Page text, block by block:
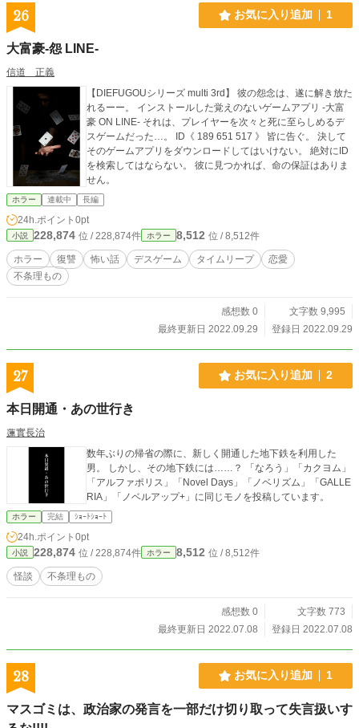
26 お気に入り追加 1
大富豪-怨 LINE-
信道 正義
【DIEFUGOUシリーズ multi 3rd】 彼の怨念は、遂に解き放た
れるーー。 インストールした覚えのないゲームアプリ -大富
豪 ON LINE- それは、プレイヤーを次々と死に至らしめるデ
スゲームだった…。 ID《 189 651 517 》 皆に告ぐ。 決して
そのゲームアプリをダウンロードしてはいけない。 絶対にID
を検索してはならない。 彼に見つかれば、命の保証はありま
せん。
ホラー 連載中 長編
24h.ポイント 0pt
小説 228,874 位 / 228,874件 ホラー 8,512 位 / 8,512件
ホラー 復讐 怖い話 デスゲーム タイムリープ
恋愛
不条理もの
感想数 0
文字数 9,995
最終更新日 2022.09.29
登録日 2022.09.29
27 お気に入り追加 2
本日開通・あの世行き
蓮實長治
数年ぶりの帰省の際に、新しく開通した地下鉄を利用した
男。 しかし、その地下鉄には……？ 「なろう」「カクヨム」
「アルファポリス」「Novel Days」「ノベリズム」「GALLE
RIA」「ノベルアップ+」に同じモノを投稿しています。
ホラー 完結 ｼｮｰﾄｼｮｰﾄ
24h.ポイント 0pt
小説 228,874 位 / 228,874件 ホラー 8,512 位 / 8,512件
怪談 不条理もの
感想数 0
文字数 773
最終更新日 2022.07.08
登録日 2022.07.08
28 お気に入り追加 1
マスゴミは、政治家の発言を一部だけ切り取って失言扱いす